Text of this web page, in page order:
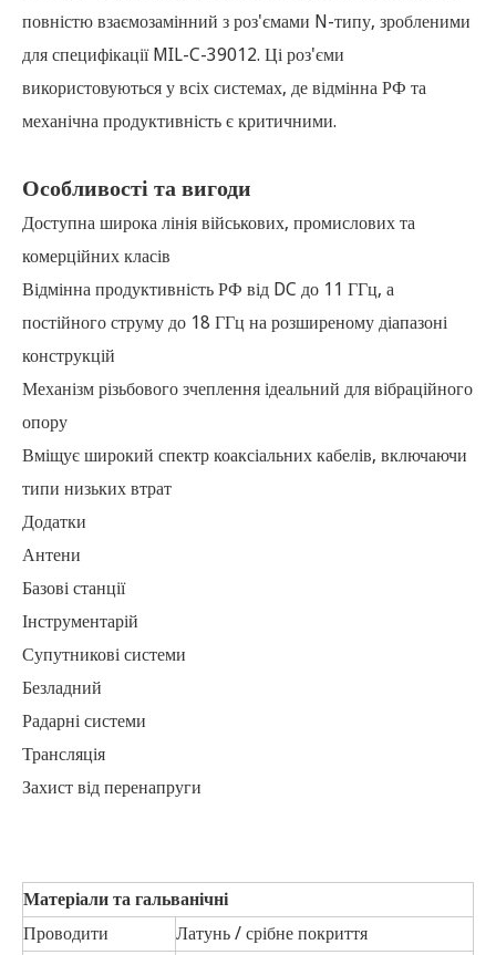
повністю взаємозамінний з роз'ємами N-типу, зробленими
для специфікації MIL-C-39012. Ці роз'єми
використовуються у всіх системах, де відмінна РФ та
механічна продуктивність є критичними.
Особливості та вигоди
Доступна широка лінія військових, промислових та
комерційних класів
Відмінна продуктивність РФ від DC до 11 ГГц, а
постійного струму до 18 ГГц на розширеному діапазоні
конструкцій
Механізм різьбового зчеплення ідеальний для вібраційного
опору
Вміщує широкий спектр коаксіальних кабелів, включаючи
типи низьких втрат
Додатки
Антени
Базові станції
Інструментарій
Супутникові системи
Безладний
Радарні системи
Трансляція
Захист від перенапруги
Матеріали та гальванічні
Проводити
Латунь / срібне покриття